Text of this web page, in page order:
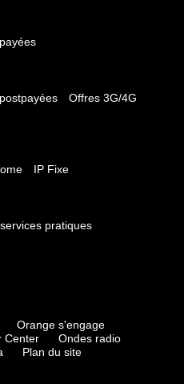
Offres 3G/4G
IP Fixe
pratiques
Orange s'engage
Center
Ondes radio
Plan du site